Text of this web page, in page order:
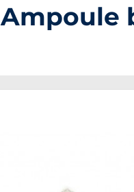
Ampoule